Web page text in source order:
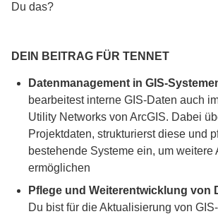
Du das?
DEIN BEITRAG FÜR TENNET
Datenmanagement in GIS-
bearbeitest interne GIS-Daten auch
Utility Networks von ArcGIS. Dabei
Projektdaten, strukturierst diese und
bestehende Systeme ein, um weitere
ermöglichen
Pflege und Weiterentwicklung von
Du bist für die Aktualisierung von